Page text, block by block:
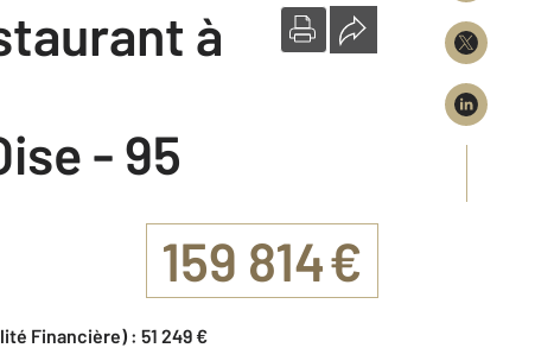
- 95
159 814 €
Financière) : 51 249 €